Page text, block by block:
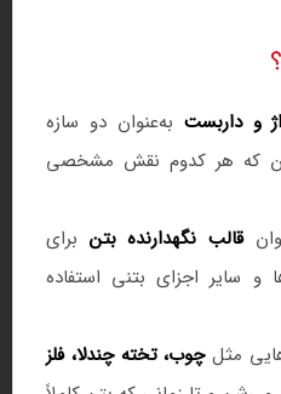
و داربست به‌عنوان دو سازه
که هر کدوم نقش مشخصی
قالب نگهدارنده بتن برای
و سایر اجزای بتنی استفاده
مثلچوب، تخته چندلا، فلز